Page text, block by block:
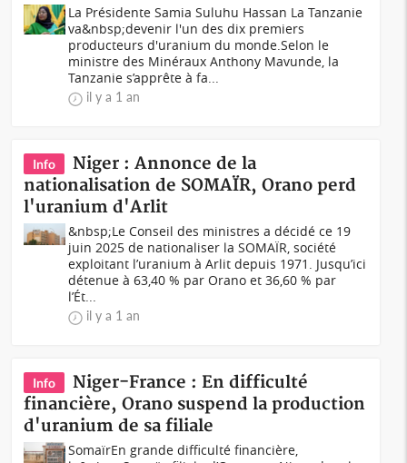
La Présidente Samia Suluhu Hassan La Tanzanie
va&nbsp;devenir l'un des dix premiers
producteurs d'uranium du monde.Selon le
ministre des Minéraux Anthony Mavunde, la
Tanzanie s’apprête à fa...
il y a 1 an
Info
Niger : Annonce de la
nationalisation de SOMAÏR, Orano perd
l'uranium d'Arlit
&nbsp;Le Conseil des ministres a décidé ce 19
juin 2025 de nationaliser la SOMAÏR, société
exploitant l’uranium à Arlit depuis 1971. Jusqu’ici
détenue à 63,40 % par Orano et 36,60 % par
l’Ét...
il y a 1 an
Info
Niger-France : En difficulté
financière, Orano suspend la production
d'uranium de sa filiale
SomaïrEn grande difficulté financière,